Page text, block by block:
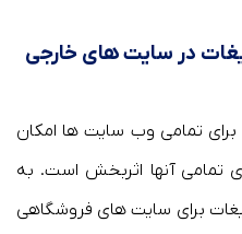
در سایت های خارجی
تمامی وب سایت ها امکان
تمامی آنها اثربخش است. به
برای سایت های فروشگاهی